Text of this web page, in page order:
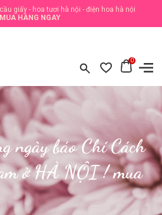
giấy - hoa tươi hà nội - điện hoa hà nội
MUA HÀNG NGAY
0
ngày báo Chí Cách
ở HÀ NỘI ! mua